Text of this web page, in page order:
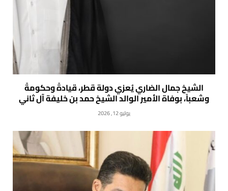
الشيخ جمال الضاري يُعزي دولة قطر، قيادةً وحكومةً
وشعباً، بوفاة الأمير الوالد الشيخ حمد بن خليفة آل ثاني
يوليو 12, 2026